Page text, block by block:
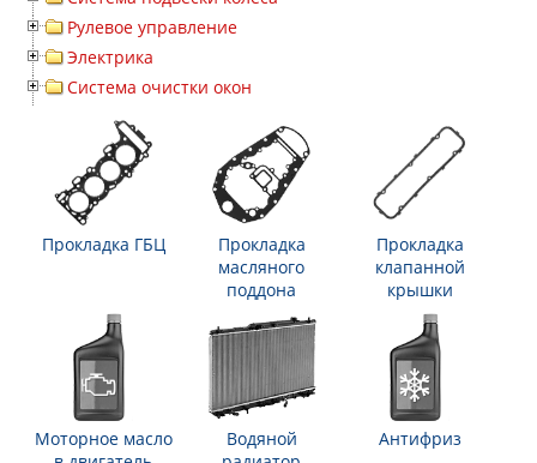
Рулевое управление
Электрика
Система очистки окон
Прокладка ГБЦ
Прокладка
масляного
поддона
Прокладка
клапанной
крышки
Моторное масло
Водяной
Антифриз